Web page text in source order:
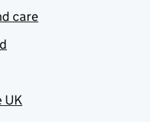
care
UK